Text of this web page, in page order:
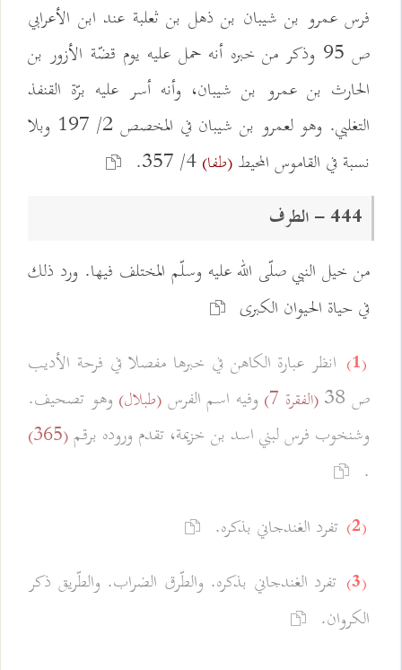
فرس عمرو بن شيبان بن ذهل بن ثعلبة عند ابن الأعرابي
ص 95 وذكر من خبره أنه حمل عليه يوم قضّة الأزور بن
الحارث بن عمرو بن شيبان، وأنه أسر عليه برّة القنفذ
التغلبي. وهو لعمرو بن شيبان في المخصص 2/ 197 وبلا
نسبة في القاموس المحيط(طفا)
444 - الطرف
من خيل النبي صلّى الله عليه وسلّم المختلف فيها. ورد ذلك
في حياة الحيوان الكبرى
(1)
انظر عبارة الكاهن في خبرها مفصلا في فرحة الأديب
ص 38
(الفقرة 7) وفيه اسم الفرس(طبلال) وهو تصحيف.
وشنخوب فرس لبني اسد بن خزيمة، تقدم وروده برقم(365)
.
(2) تفرد الغندجاني بذكره.
(3)
تفرد الغندجاني بذكره. والطّرق الضراب. والطّريق ذكر
الكروان.